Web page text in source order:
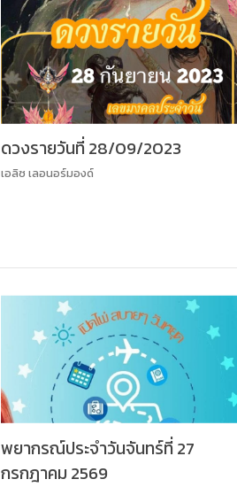
ดวงรายวันที่ 28/09/2023
เอลิซ เลอนอร์มองด์
พยากรณ์ประจำวันจันทร์ที่ 27
กรกฎาคม 2569